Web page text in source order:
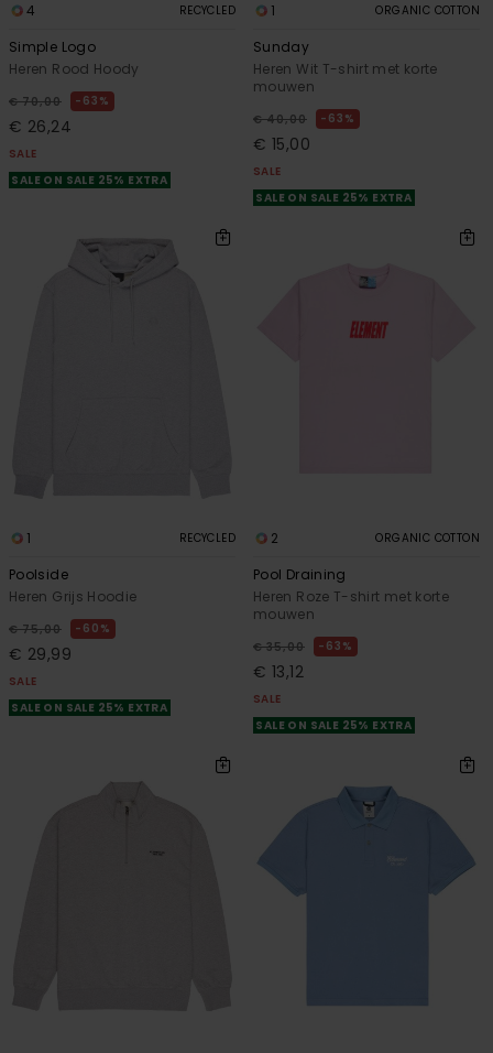
4 RECYCLED
Simple Logo
Heren Rood Hoody
€ 70,00 63%
€ 26,24
SALE
SALE ON SALE 25% EXTRA
1 ORGANIC COTTON
Sunday
Heren Wit T-shirt met korte
mouwen
€ 40,00 63%
€ 15,00
SALE
SALE ON SALE 25% EXTRA
1 RECYCLED
Poolside
Heren Grijs Hoodie
€ 75,00 60%
€ 29,99
SALE
SALE ON SALE 25% EXTRA
2 ORGANIC COTTON
Pool Draining
Heren Roze T-shirt met korte
mouwen
€ 35,00 63%
€ 13,12
SALE
SALE ON SALE 25% EXTRA